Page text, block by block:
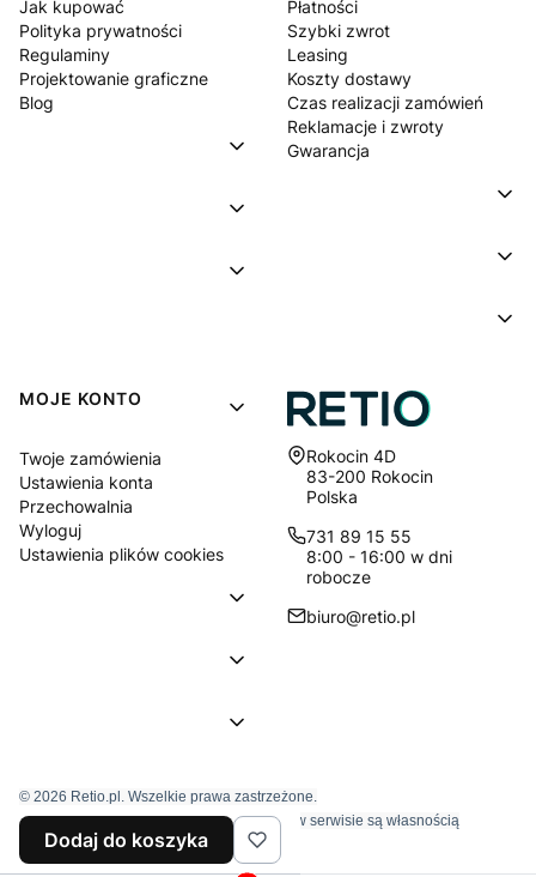
Jak kupować
Polityka prywatności
Regulaminy
Projektowanie graficzne
Blog
Płatności
Szybki zwrot
Leasing
Koszty dostawy
Czas realizacji zamówień
Reklamacje i zwroty
Gwarancja
MOJE KONTO
Twoje zamówienia
Ustawienia konta
Przechowalnia
Wyloguj
Ustawienia plików cookies
Adres:
Rokocin 4D
83-200 Rokocin
Polska
731 89 15 55
8:00 - 16:00 w dni
robocze
biuro@retio.pl
© 2026 Retio.pl. Wszelkie prawa zastrzeżone.
Znaki towarowe i nazwy firmowe używane w serwisie są własnością
wyłączne tychże firm.
Dodaj do koszyka